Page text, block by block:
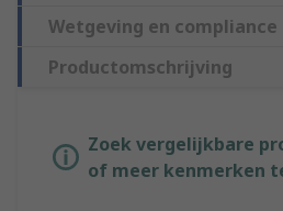
Wetgeving en compliance
Productomschrijving
Zoek vergelijkbare
of meer kenmerken